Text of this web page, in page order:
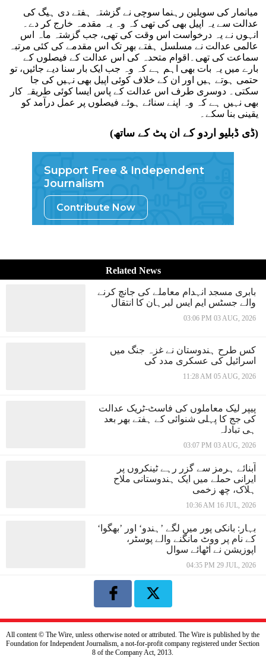
میانمار کی سویلین رہنما سوچی نے گزشتہ ہفتے دی ہیگ کی
عدالت سے یہ اپیل بھی کی تھی کہ وہ یہ مقدمہ خارج کر دے۔
انہوں نے یہ درخواست اس وقت کی تھی، جب گزشتہ ماہ اس
عالمی عدالت نے مسلسل ہفتے بھر تک اس مقدمے کی کئی مرتبہ
سماعت کی تھی۔اقوام متحدہ کی اس عدالت کے فیصلوں کے
بارے میں یہ بات بھی اہم ہے کہ وہ جب ایک بار سنا دیے جائیں، تو
حتمی ہوتے ہیں اور ان کے خلاف کوئی اپیل بھی نہیں کی جا
سکتی۔ دوسری طرف اس عدالت کے پاس ایسا کوئی طریقہ کار
بھی نہیں ہے کہ وہ اپنے سنائے ہوئے فیصلوں پر عمل درآمد کو
یقینی بنا سکے۔
(ڈی ڈبلیو اردو کے ان پٹ کے ساتھ)
Support Free & Independent
Journalism
Contribute Now
Related News
بابری مسجد انہدام معاملے کی جانچ کرنے
والے جسٹس ایم ایس لبرہان کا انتقال
03:06 PM 03 AUG, 2026
کس طرح ہندوستان نے غزہ جنگ میں
اسرائیل کی عسکری مدد کی
11:28 AM 05 AUG, 2026
پیپر لیک معاملوں کی فاسٹ-ٹریک عدالت
کی جج کا پہلی شنوائی کے ہفتے بھر بعد
ہی تبادلہ
03:07 PM 03 AUG, 2026
آبنائے ہرمز سے گزر رہے ٹینکروں پر
ایرانی حملے میں ایک ہندوستانی ملاح
ہلاک، چھ زخمی
10:36 AM 16 JUL, 2026
بہار: بانکی پور میں لگے ’ہندو‘ اور ’بھگوا‘
کے نام پر ووٹ مانگنے والے پوسٹر،
اپوزیشن نے اٹھائے سوال
04:35 PM 29 JUL, 2026
All content © The Wire, unless otherwise noted or attributed. The Wire is published by the
Foundation for Independent Journalism, a not-for-profit company registered under Section
8 of the Company Act, 2013.